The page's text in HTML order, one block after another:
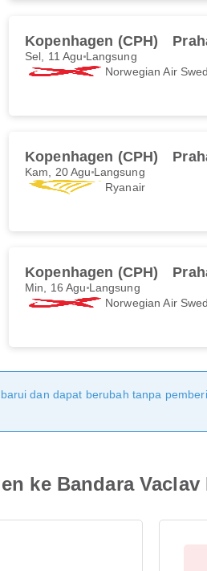
Kopenhagen (CPH)
Sel, 11 Agu Langsung
Norwegian Air
Kopenhagen (CPH)
Kam, 20 Agu Langsung
Ryanair
Kopenhagen (CPH)
Min, 16 Agu Langsung
Norwegian Air
dan dapat berubah tanpa
ke Bandara Vaclav